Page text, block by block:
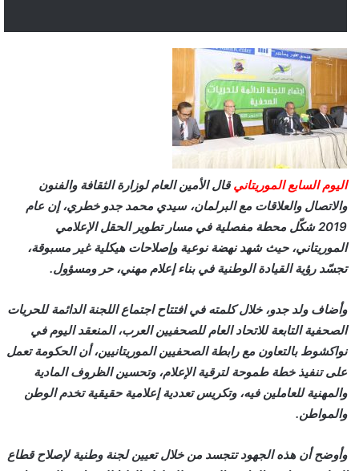
اليوم السابع الموريتاني قال الأمين العام لوزارة الثقافة والفنون
والاتصال والعلاقات مع البرلمان، سيدي محمد جدو خطري، إن عام
2019 شكّل محطة مفصلية في مسار تطوير الحقل الإعلامي
الموريتاني، حيث شهد نهضة نوعية وإصلاحات هيكلية غير مسبوقة،
تجسّد رؤية القيادة الوطنية في بناء إعلام مهني، حر ومسؤول.
وأضاف ولد جدو، خلال كلمته في افتتاح اجتماع اللجنة الدائمة للحريات
الصحفية التابعة للاتحاد العام للصحفيين العرب، المنعقد اليوم في
نواكشوط بالتعاون مع رابطة الصحفيين الموريتانيين، أن الحكومة تعمل
على تنفيذ خطة طموحة لترقية الإعلام، وتحسين الظروف المادية
والمهنية للعاملين فيه، وتكريس تعددية إعلامية حقيقية تخدم الوطن
والمواطن.
وأوضح أن هذه الجهود تتجسد من خلال تعيين لجنة وطنية لإصلاح قطاع